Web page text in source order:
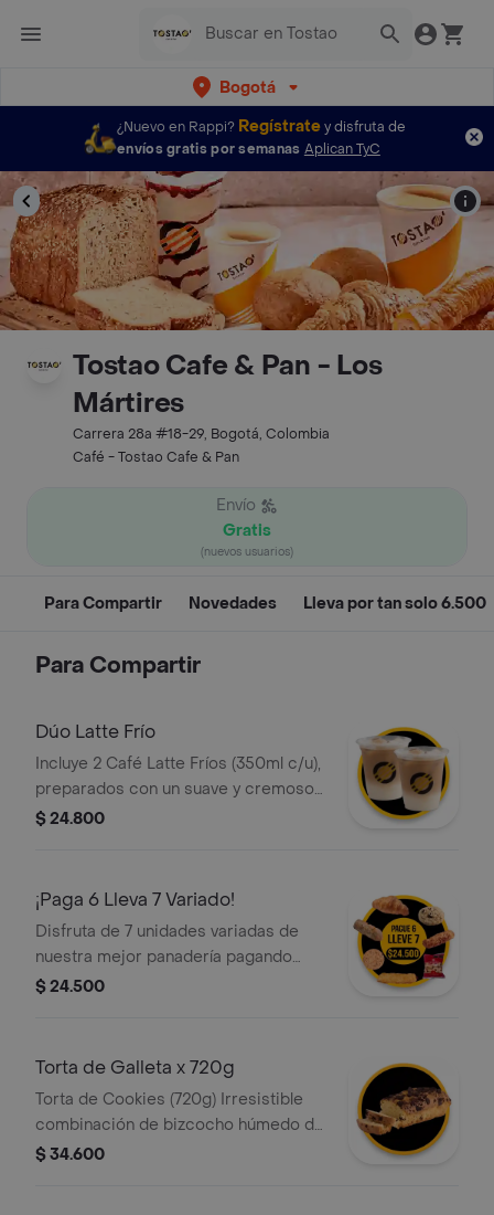
Bogotá
¿Nuevo en Rappi? Regístratey disfruta de
envíos gratis por semanas Aplican TyC
Tostao Cafe & Pan - Los
Mártires
Carrera 28a #18-29, Bogotá, Colombia
Café - Tostao Cafe & Pan
Envío
Gratis
(nuevos usuarios)
Para Compartir Novedades Lleva por tan solo 6.500
Para Compartir
Dúo Latte Frío
Incluye 2 Café Latte Fríos (350ml c/u),
preparados con un suave y cremoso
espresso porciento colombiano, la
compartir.
$ 24.800
¡Paga 6 Lleva 7 Variado!
Disfruta de 7 unidades variadas de
nuestra mejor panadería pagando
solo 6. Un mix perfecto que incluye
$ 24.500
Torta de Galleta x 720g
Torta de Cookies (720g) Irresistible
combinación de bizcocho húmedo de
chocolate oscuro con sutiles notas
$ 34.600